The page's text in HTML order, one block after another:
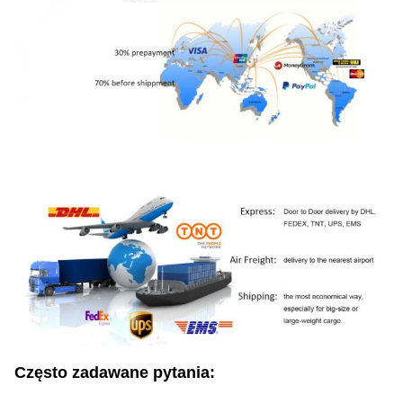
Często zadawane pytania: